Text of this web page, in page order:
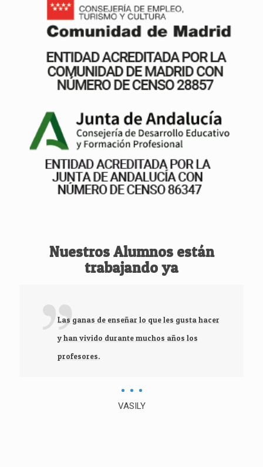
Nuestros Alumnos están
trabajando ya
Las ganas de enseñar lo que les gusta hacer
y han vivido durante muchos años los
profesores.
VASILY